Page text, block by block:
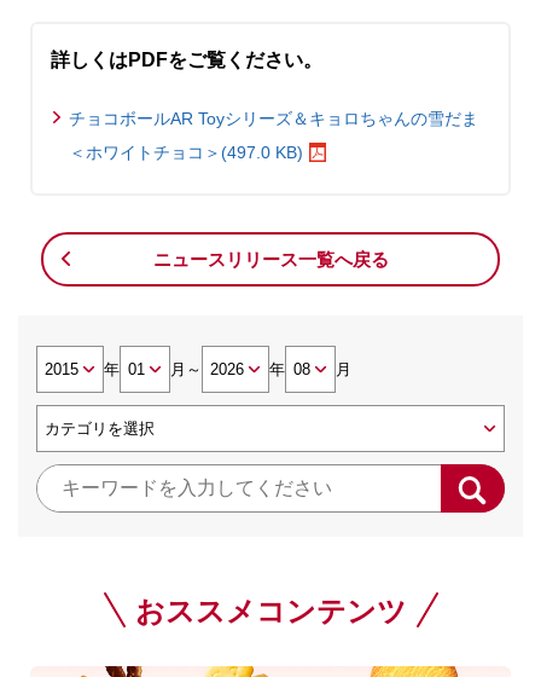
詳しくはPDFをご覧ください。
チョコボールAR Toyシリーズ＆キョロちゃんの雪だま
＜ホワイトチョコ＞(497.0 KB)
ニュースリリース一覧へ戻る
年 月 ～ 年 月
おススメコンテンツ